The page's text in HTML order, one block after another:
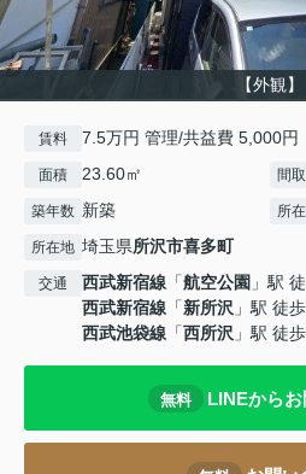
【外観】
賃料 7.5万円 管理/共益費 5,000円
面積 23.60㎡ 間
築年数 新築 所
所在地 埼玉県所沢市喜多町
交通 西武新宿線 「航空公園 」駅
西武新宿線 「新所沢 」駅 徒
西武池袋線 「西所沢 」駅 徒
無料 LINEから